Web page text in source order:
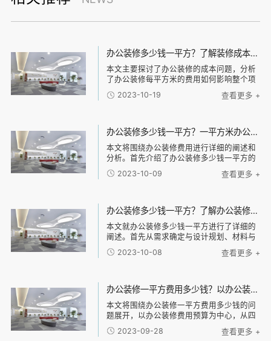
办公装修多少钱一平方？了解装修成本是如何影响办公装修项目的关键要素！
本文主要探讨了办公装修的成本问题，分析
了办公装修每平方米的费用如何影响整个项
目的关键要素。首先从材料费用、人工费
用、设计费用和其他费用四个方面进行详细
2023-10-19 查看更多 +
办公装修多少钱一平方？一平方米办公装修费用预算及相关因素分析
本文将围绕办公装修费用进行详细的阐述和
分析。首先介绍了办公装修多少钱一平方的
相关因素和预算，包括装修方式、装修档
次、地区等。其次，分析了办公装修费用预
2023-10-09 查看更多 +
办公装修多少钱一平方？了解办公装修费用及预算规划的必备指南！
本文就办公装修多少钱一平方进行了详细的
阐述。首先从需求确定与设计规划、材料与
设备费用、人工费用以及其他费用四个方面
进行分析，介绍了每个方面的主要内容。之
2023-10-08 查看更多 +
办公装修一平方费用多少钱？以办公装修多少钱一平方为中心，了解一平方办公装修费用预算
本文将围绕办公装修一平方费用多少钱的问
题展开，以办公装修费用预算为中心，从四
个方面进行详细阐述。首先介绍了办公装修
的基本概念和影响装修费用的因素，然后从
2023-09-28 查看更多 +